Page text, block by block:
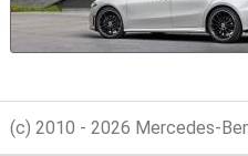
(c) 2010 - 2026 Mercedes-